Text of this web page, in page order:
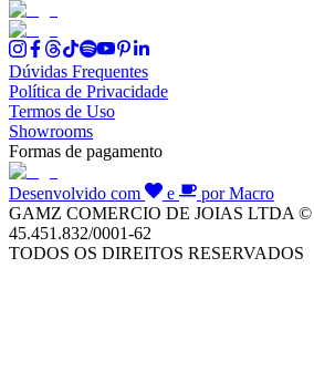
Dúvidas Frequentes
Política de Privacidade
Termos de Uso
Showrooms
Formas de pagamento
Desenvolvido com e
por Macro
GAMZ COMERCIO DE JOIAS LTDA ©
45.451.832/0001-62
TODOS OS DIREITOS RESERVADOS